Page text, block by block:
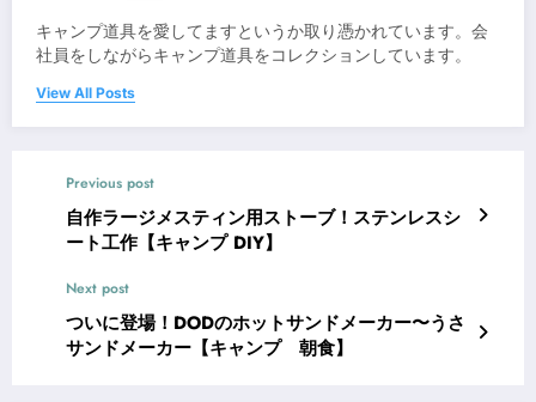
キャンプ道具を愛してますというか取り憑かれています。会
社員をしながらキャンプ道具をコレクションしています。
View All Posts
Previous post
自作ラージメスティン用ストーブ！ステンレスシ
ート工作【キャンプ DIY】
Next post
ついに登場！DODのホットサンドメーカー〜うさ
サンドメーカー【キャンプ 朝食】